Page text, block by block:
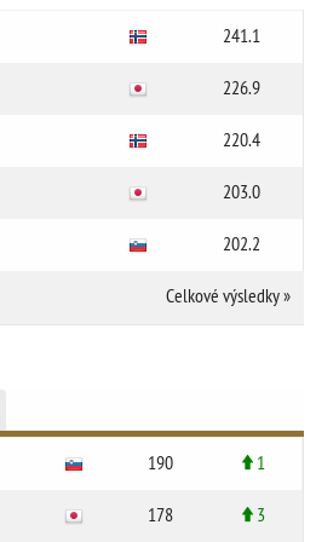
241.1
226.9
220.4
203.0
202.2
Celkové výsledky»
190 1
178 3